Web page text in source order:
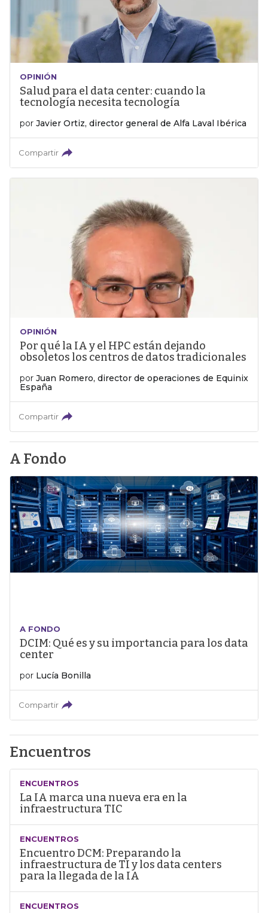
OPINIÓN
Salud para el data center: cuando la
tecnología necesita tecnología
por Javier Ortiz, director general de Alfa Laval Ibérica
Compartir
OPINIÓN
Por qué la IA y el HPC están dejando
obsoletos los centros de datos tradicionales
por Juan Romero, director de operaciones de Equinix
España
Compartir
A Fondo
A FONDO
DCIM: Qué es y su importancia para los data
center
por Lucía Bonilla
Compartir
Encuentros
ENCUENTROS
La IA marca una nueva era en la
infraestructura TIC
ENCUENTROS
Encuentro DCM: Preparando la
infraestructura de TI y los data centers
para la llegada de la IA
ENCUENTROS